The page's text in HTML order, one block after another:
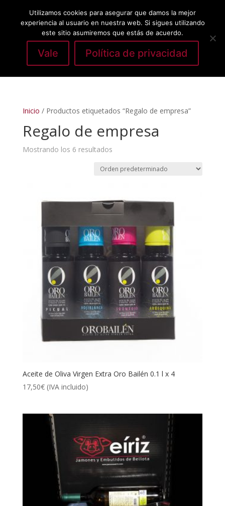
Seleccionar página
Inicio / Productos etiquetados “Regalo de empresa”
Regalo de empresa
Mostrando los 6 resultados
Aceite de Oliva Virgen Extra Oro Bailén 0.1 l x 4
17,50€ (IVA incluido)
Utilizamos cookies para asegurar que damos la mejor
experiencia al usuario en nuestra web. Si sigues utilizando
este sitio asumiremos que estás de acuerdo.
Vale Política de privacidad